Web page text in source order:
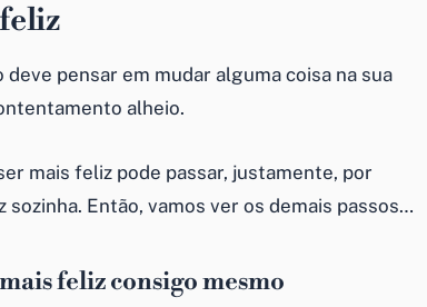
pensar em mudar alguma coisa na sua
alheio.
mais feliz pode passar, justamente, por
Então, vamos ver os demais passos…
feliz consigo mesmo